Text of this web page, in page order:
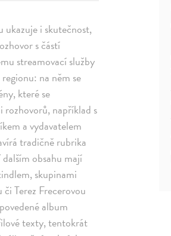
i skutečnost,
s částí
streamovací služby
na něm se
které se
rozhovorů, například s
a vydavatelem
tradičně rubrika
obsahu mají
skupinami
Terez Frecerovou
album
texty, tentokrát